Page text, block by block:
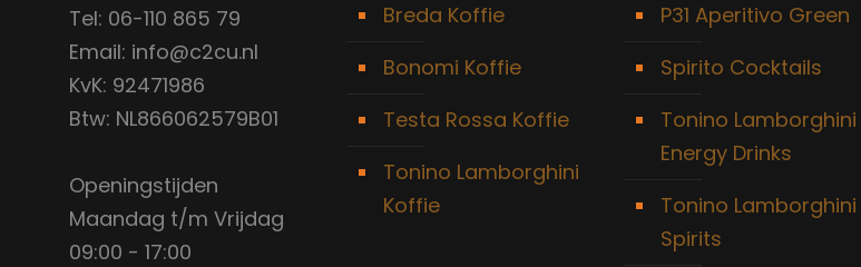
Tel: 06-110 865 79
Email: info@c2cu.nl
KvK: 92471986
Btw: NL866062579B01
Openingstijden
Maandag t/m Vrijdag
09:00 - 17:00
Breda Koffie
Bonomi Koffie
Testa Rossa Koffie
Tonino Lamborghini
Koffie
P31 Aperitivo Green
Spirito Cocktails
Tonino Lamborghini
Energy Drinks
Tonino Lamborghini
Spirits